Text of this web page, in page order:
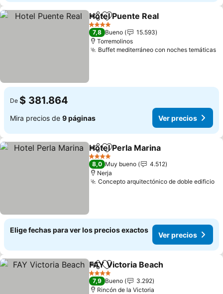
CompartirAgregar a favoritos
Hotel Puente Real
4 Estrellas
7,8 Bueno
15.593
Torremolinos
Buffet mediterráneo con noches temáticas
De $ 381.864
Mira precios de 9 páginas Ver precios
CompartirAgregar a favoritos
Hotel Perla Marina
4 Estrellas
8,0 Muy bueno
4.512
Nerja
Concepto arquitectónico de doble edificio
Elige fechas para ver los precios exactos
Ver precios
CompartirAgregar a favoritos
FAY Victoria Beach
4 Estrellas
7,9 Bueno
3.292
Rincón de la Victoria